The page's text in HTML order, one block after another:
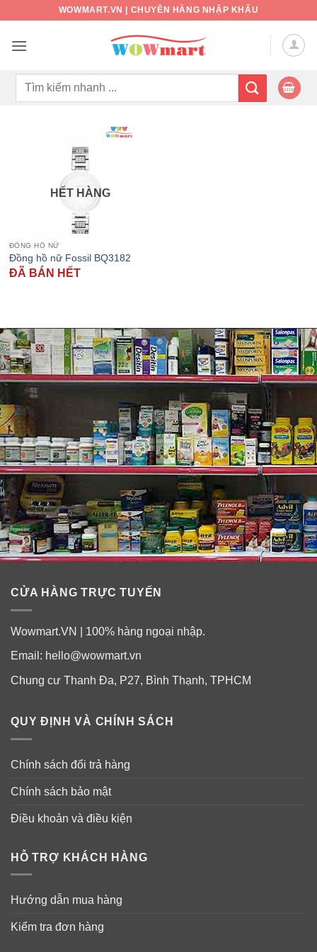
nội
WOWMART.VN | CHUYÊN HÀNG NHẬP KHẨU
Tìm
HẾT HÀNG
ĐỒNG HỒ NỮ
Đồng hồ nữ Fossil BQ3182
ĐÃ BÁN HẾT
CỬA HÀNG TRỰC TUYẾN
Wowmart.VN | 100% hàng ngoại nhập.
Email: hello@wowmart.vn
Chung cư Thanh Đa, P27, Bình Thạnh, TPHCM
QUY ĐỊNH VÀ CHÍNH SÁCH
Chính sách đổi trả hàng
Chính sách bảo mật
Điều khoản và điều kiện
HỖ TRỢ KHÁCH HÀNG
Hướng dẫn mua hàng
Kiểm tra đơn hàng